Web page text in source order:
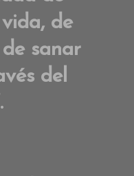
de
sanar
del